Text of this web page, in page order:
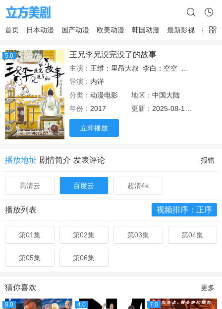
首页 日本动漫 国产动漫 欧美动漫 韩国动漫 最新影视 排行
5.0
更新至第33集
王兄李兄没完没了的故事
主演： 王维：里昂大叔 李白：空空
导演： 内详
分类： 动漫电影 地区： 中国大陆
年份： 2017 更新： 2025-08-16 12:51
立即播放
播放地址 剧情简介 发表评论 报错
高清云 百度云 超清4k
播放列表 视频排序：正序
第01集 第02集 第03集 第04集
第05集 第06集
猜你喜欢 更多
8.0 4.0 7.0